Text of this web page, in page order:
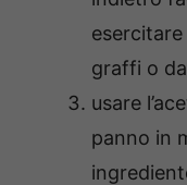
graffi o
usare
panno in